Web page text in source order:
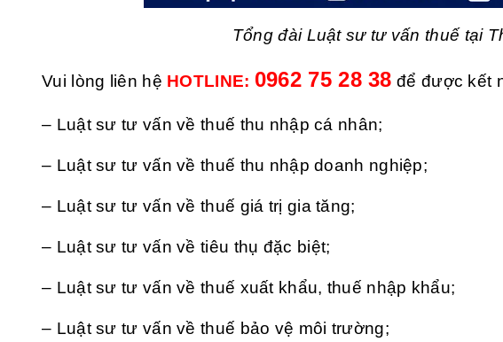
Tổng đài Luật sư tư vấn thuế tại
Vui lòng liên hệ HOTLINE: 0962 75 28 38 để được kết
– Luật sư tư vấn về thuế thu nhập cá nhân;
– Luật sư tư vấn về thuế thu nhập doanh nghiệp;
– Luật sư tư vấn về thuế giá trị gia tăng;
– Luật sư tư vấn về tiêu thụ đặc biệt;
– Luật sư tư vấn vềthuế xuất khẩu, thuế nhập khẩu;
– Luật sư tư vấn vềthuế bảo vệ môi trường;